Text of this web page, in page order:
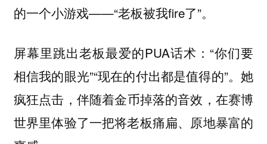
的一个小游戏——“老板被我fire了”。
屏幕里跳出老板最爱的PUA话术：“你们要
相信我的眼光”“现在的付出都是值得的”。她
疯狂点击， 伴随着金币掉落的音效，在赛博
世界里体验了一把将老板痛扁、原地暴富的